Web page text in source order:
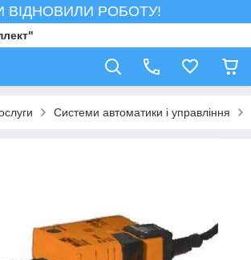
ВІДНОВИЛИ РОБОТУ!
Системи автоматики і управління